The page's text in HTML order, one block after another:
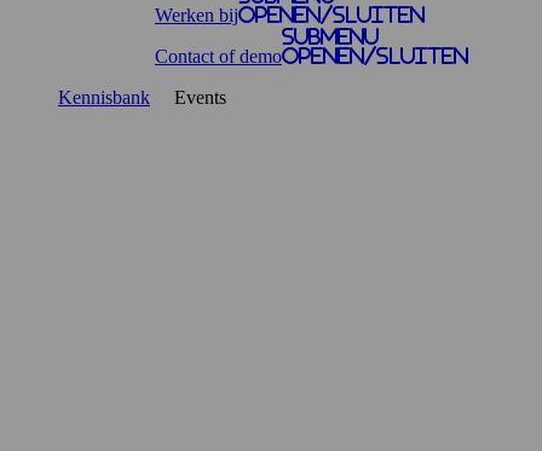
Werken bijopenen/sluiten
Contact of demo
Submenu
openen/sluiten
Kennisbank Events